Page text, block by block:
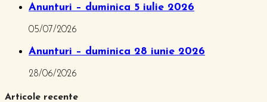
Anunturi – duminica 5 iulie 2026
05/07/2026
Anunturi – duminica 28 iunie 2026
28/06/2026
Articole recente